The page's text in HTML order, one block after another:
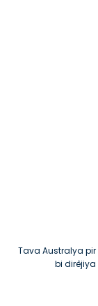
Tava Australya pir
bi dirêjiya